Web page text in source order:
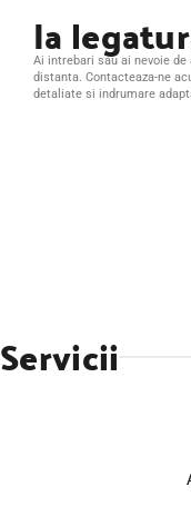
Ia
Ai intrebari sau ai nevoie
distanta. Contacteaza-ne
detaliate si indrumare
Servicii